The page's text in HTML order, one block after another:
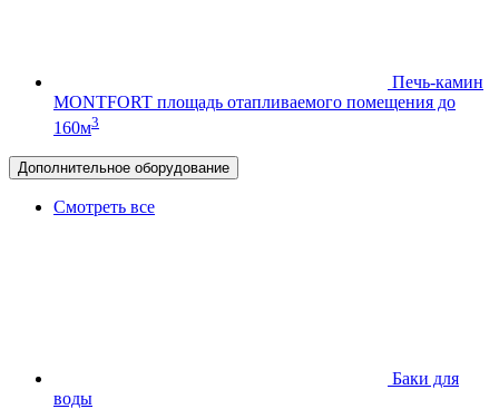
Печь-камин
MONTFORT площадь отапливаемого помещения до
160м3
Дополнительное оборудование
Смотреть все
Баки для
воды